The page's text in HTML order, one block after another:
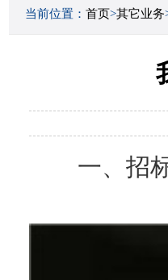
当前位置： 首页>其它业务
一、招